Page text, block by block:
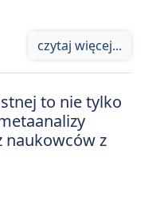
czytaj więcej...
to nie tylko
naukowców z